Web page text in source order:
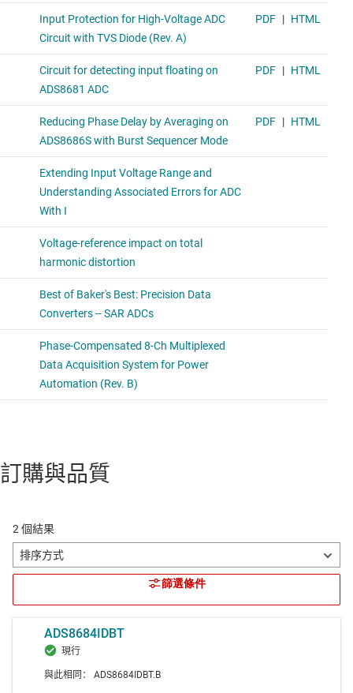
訂購與品質